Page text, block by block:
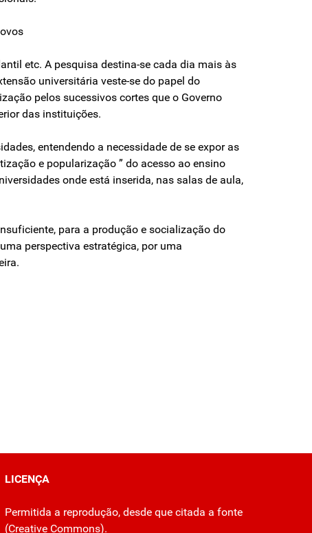
etc. A pesquisa destina-se cada dia mais às
universitária veste-se do papel do
pelos sucessivos cortes que o Governo
das instituições.
entendendo a necessidade de se expor as
e popularização ” do acesso ao ensino
onde está inserida, nas salas de aula,
para a produção e socialização do
perspectiva estratégica, por uma
LICENÇA
Permitida a reprodução, desde que citada a fonte
(Creative Commons).